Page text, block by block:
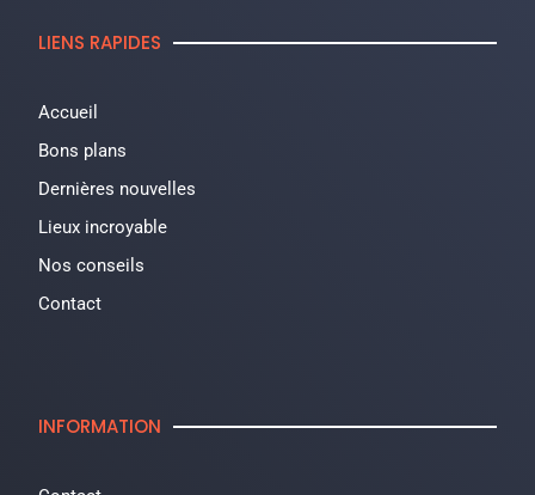
LIENS RAPIDES
Accueil
Bons plans
Dernières nouvelles
Lieux incroyable
Nos conseils
Contact
INFORMATION